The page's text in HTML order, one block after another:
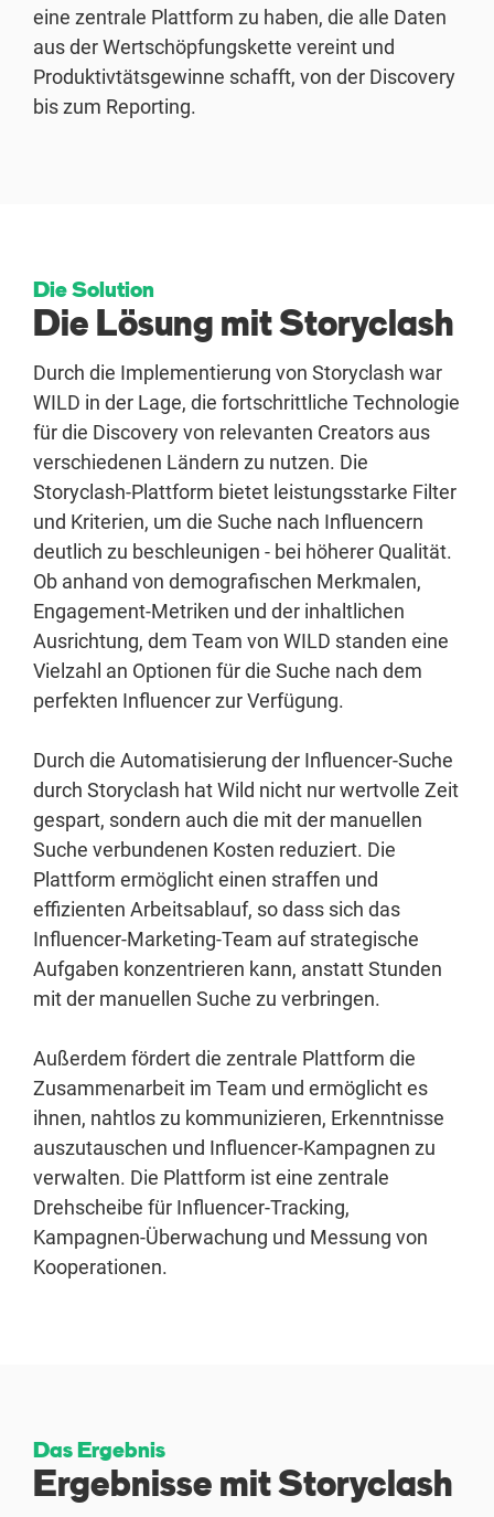
eine zentrale Plattform zu haben, die alle Daten
aus der Wertschöpfungskette vereint und
Produktivtätsgewinne schafft, von der Discovery
bis zum Reporting.
Die Solution
Die Lösung mit Storyclash
Durch die Implementierung von Storyclash war
WILD in der Lage, die fortschrittliche Technologie
für die Discovery von relevanten Creators aus
verschiedenen Ländern zu nutzen. Die
Storyclash-Plattform bietet leistungsstarke Filter
und Kriterien, um die Suche nach Influencern
deutlich zu beschleunigen - bei höherer Qualität.
Ob anhand von demografischen Merkmalen,
Engagement-Metriken und der inhaltlichen
Ausrichtung, dem Team von WILD standen eine
Vielzahl an Optionen für die Suche nach dem
perfekten Influencer zur Verfügung.
Durch die Automatisierung der Influencer-Suche
durch Storyclash hat Wild nicht nur wertvolle Zeit
gespart, sondern auch die mit der manuellen
Suche verbundenen Kosten reduziert. Die
Plattform ermöglicht einen straffen und
effizienten Arbeitsablauf, so dass sich das
Influencer-Marketing-Team auf strategische
Aufgaben konzentrieren kann, anstatt Stunden
mit der manuellen Suche zu verbringen.
Außerdem fördert die zentrale Plattform die
Zusammenarbeit im Team und ermöglicht es
ihnen, nahtlos zu kommunizieren, Erkenntnisse
auszutauschen und Influencer-Kampagnen zu
verwalten. Die Plattform ist eine zentrale
Drehscheibe für Influencer-Tracking,
Kampagnen-Überwachung und Messung von
Kooperationen.
Das Ergebnis
Ergebnisse mit Storyclash